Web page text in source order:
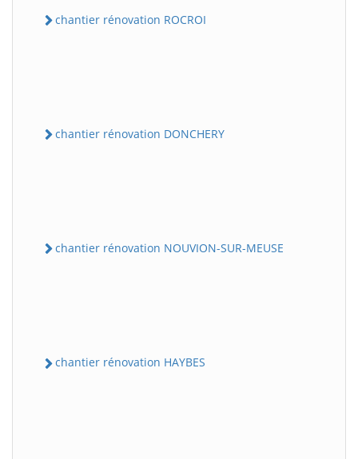
chantier rénovation ROCROI
chantier rénovation DONCHERY
chantier rénovation NOUVION-SUR-MEUSE
chantier rénovation HAYBES